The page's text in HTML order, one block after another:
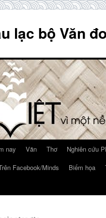
lạc bộ Văn
nay Văn Thơ Nghiên cứu
Facebook/Minds Biếm họa